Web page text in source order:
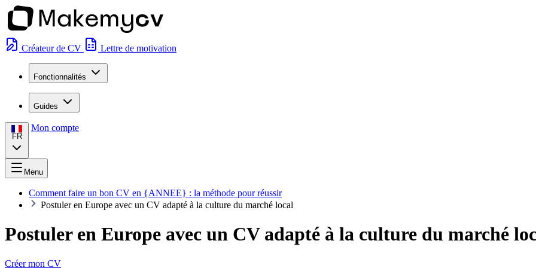
Créateur de CV Lettre de motivation
Fonctionnalités
Guides
FR
Mon compte
Menu
Comment faire un bon CV en {ANNEE} : la méthode pour réussir
Postuler en Europe avec un CV adapté à la culture du marché local
Postuler en Europe avec un CV adapté à la culture du marché
Créer mon CV